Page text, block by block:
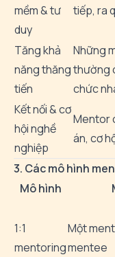
mềm & tư
duy
tiếp, ra
Tăng khả
năng thăng
tiến
Những
thường
chức
Kết nối & cơ
hội nghề
nghiệp
Mentor
án, cơ
3. Các mô hình
Mô hình
1:1
mentoring
Một
mentee